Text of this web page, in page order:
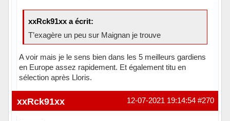
xxRck91xx a écrit:
T’exagère un peu sur Maignan je trouve
A voir mais je le sens bien dans les 5 meilleurs gardiens
en Europe assez rapidement. Et également titu en
sélection après Lloris.
Hors ligne #270
12-07-2021 19:14:54
xxRck91xx